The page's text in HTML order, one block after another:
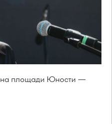
на площади Юности —